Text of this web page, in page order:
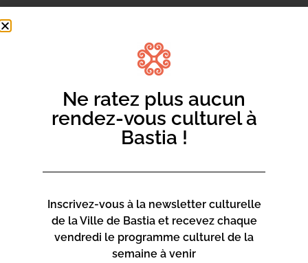
Ne ratez plus aucun
rendez-vous culturel à
Bastia !
Inscrivez-vous à la newsletter culturelle
de la Ville de Bastia et recevez chaque
vendredi le programme culturel de la
semaine à venir